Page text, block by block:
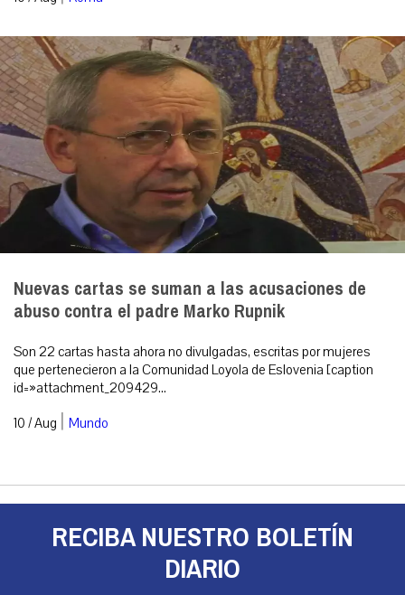
Nuevas cartas se suman a las acusaciones de
abuso contra el padre Marko Rupnik
Son 22 cartas hasta ahora no divulgadas, escritas por mujeres
que pertenecieron a la Comunidad Loyola de Eslovenia [caption
id=»attachment_209429...
10 / Aug | Mundo
RECIBA NUESTRO BOLETÍN
DIARIO